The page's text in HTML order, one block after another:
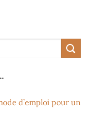
d’emploi pour un